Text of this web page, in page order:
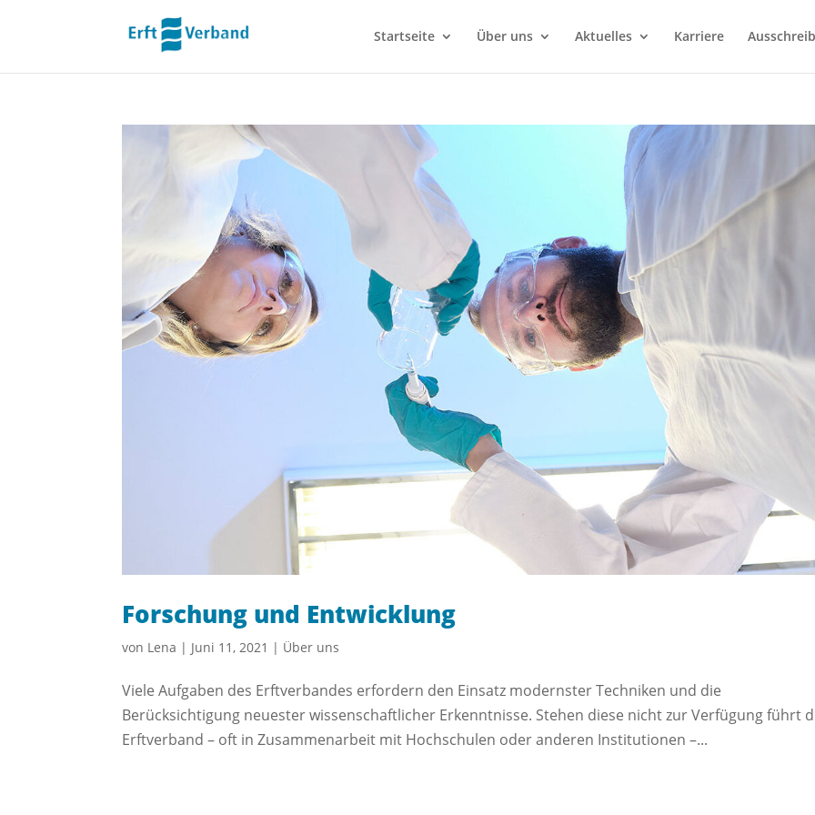
Startseite Über uns Aktuelles Karriere
Forschung und Entwicklung
von Lena | Juni 11, 2021 | Über uns
Viele Aufgaben des Erftverbandes erfordern den Einsatz modernster Techniken und die
Berücksichtigung neuester wissenschaftlicher Erkenntnisse. Stehen diese nicht zur Verfügung führt
Erftverband – oft in Zusammenarbeit mit Hochschulen oder anderen Institutionen –...